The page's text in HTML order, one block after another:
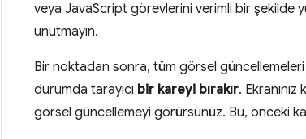
veya JavaScript görevlerini verimli bir şekilde
unutmayın.
Bir noktadan sonra, tüm görsel
durumda tarayıcı bir kareyi bırakır.
görsel güncellemeyi görürsünüz. Bu, önceki